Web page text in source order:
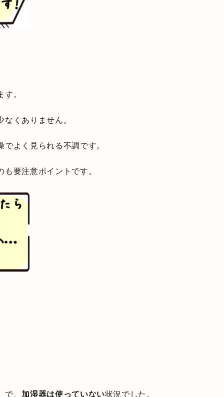
す。
くありません。
でよく見られる不調です。
も要注意ポイントです。
、 加湿器は使っていない状況でした。